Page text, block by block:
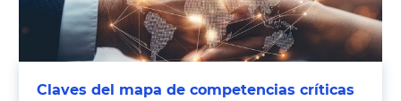
Claves del mapa de competencias críticas